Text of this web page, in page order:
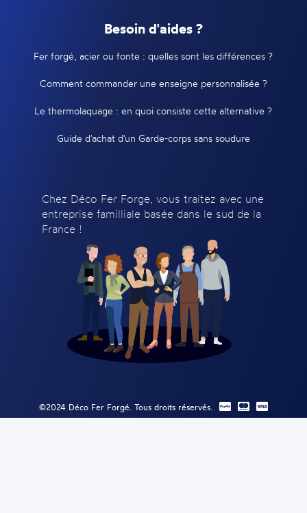
Besoin d'aides ?
Fer forgé, acier ou fonte : quelles sont les différences ?
Comment commander une enseigne personnalisée ?
Le thermolaquage : en quoi consiste cette alternative ?
Guide d'achat d'un Garde-corps sans soudure
Chez Déco Fer Forge, vous traitez avec une
entreprise familliale basée dans le sud de la
France !
©2024 Déco Fer Forgé. Tous droits réservés.